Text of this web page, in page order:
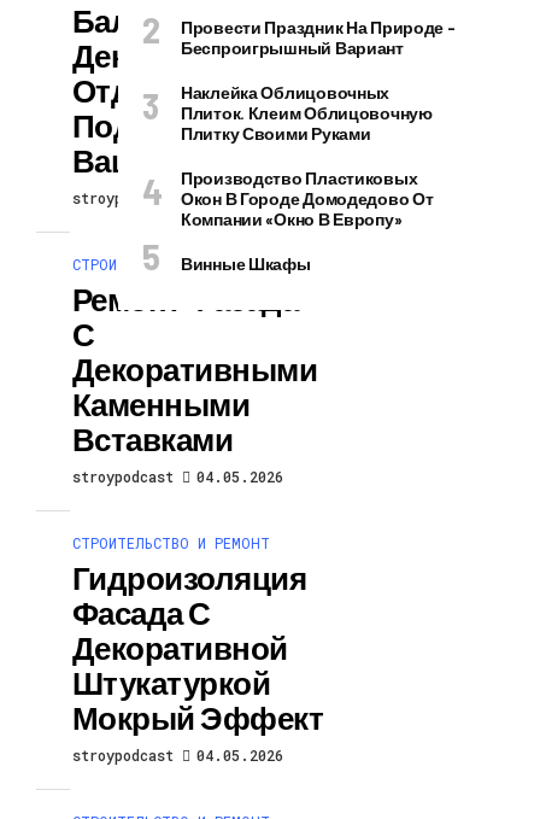
Балконы С
Декоративной
Отделкой И
Подсветкой Для
Вашего Дома
stroypodcast 04.05.2026
СТРОИТЕЛЬСТВО И РЕМОНТ
Ремонт Фасада
С
Декоративными
Каменными
Вставками
stroypodcast 04.05.2026
СТРОИТЕЛЬСТВО И РЕМОНТ
Гидроизоляция
Фасада С
Декоративной
Штукатуркой
Мокрый Эффект
stroypodcast 04.05.2026
Провести Праздник На Природе –
Беспроигрышный Вариант
Наклейка Облицовочных
Плиток. Клеим Облицовочную
Плитку Своими Руками
Производство Пластиковых
Окон В Городе Домодедово От
Компании «Окно В Европу»
Винные Шкафы